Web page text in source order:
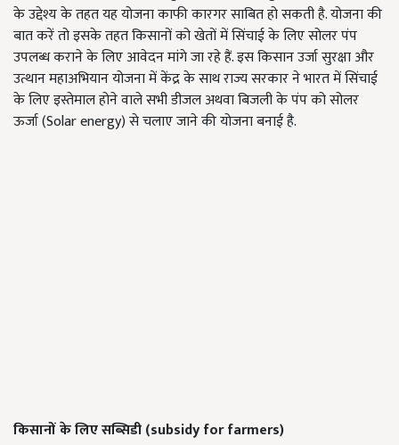
के उद्देश्य के तहत यह योजना काफी कारगर साबित हो सकती है. योजना की
बात करें तो इसके तहत किसानों को खेतों में सिंचाई के लिए सोलर पंप
उपलब्ध कराने के लिए आवेदन मांगे जा रहे हैं. इस किसान उर्जा सुरक्षा और
उत्थान महाअभियान योजना में केंद्र के साथ राज्य सरकार ने भारत में सिंचाई
के लिए इस्तेमाल होने वाले सभी डीजल अथवा बिजली के पंप को सोलर
ऊर्जा (Solar energy) से चलाए जाने की योजना बनाई है.
किसानों के लिए सब्सिडी (subsidy for farmers)